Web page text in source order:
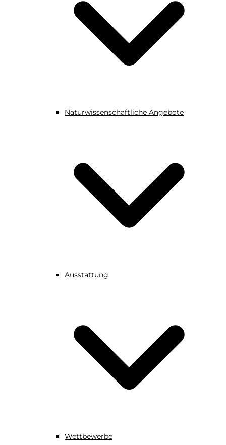
Naturwissenschaftliche Angebote
Ausstattung
Wettbewerbe